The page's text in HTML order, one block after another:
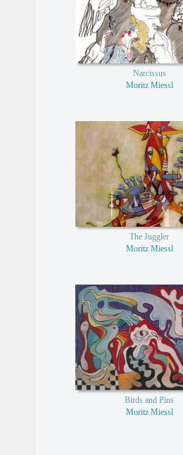
Narcissus
Moritz Miessl
The Juggler
Moritz Miessl
Birds and Pins
Moritz Miessl